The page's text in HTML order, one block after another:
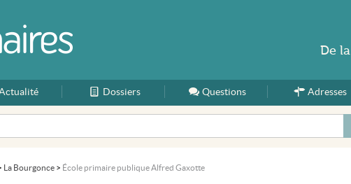
Accueil
Dossiers Questions Adresses
La Bourgonce > École primaire publique Alfred Gaxotte
De la